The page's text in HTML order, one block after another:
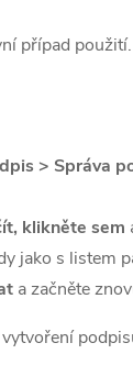
případ
> Správa
klikněte sem
jako s listem
a začněte